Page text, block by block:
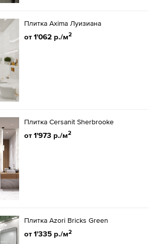
Плитка Axima Луизиана
от 1'062 р./м2
Плитка Cersanit Sherbrooke
от 1'973 р./м2
Плитка Azori Bricks Green
от 1'335 р./м2